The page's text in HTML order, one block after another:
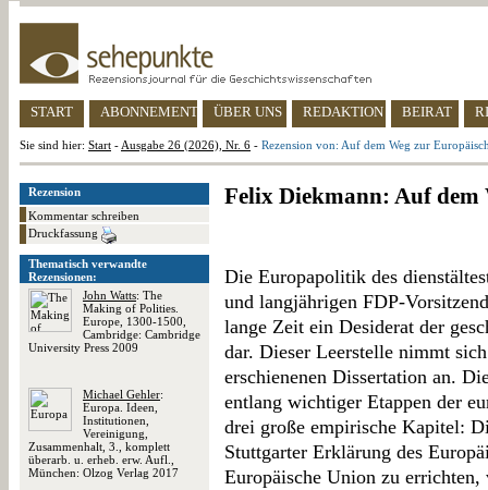
START ABONNEMENT ÜBER UNS REDAKTION BEIRAT
Sie sind hier: Start - Ausgabe 26 (2026), Nr. 6 - Rezension von: Auf dem Weg zur
Rezension
Kommentar schreiben
Druckfassung
Thematisch verwandte
Rezensionen:
John Watts: The
Making of Polities.
Europe, 1300-1500,
Cambridge: Cambridge
University Press 2009
Michael Gehler:
Europa. Ideen,
Institutionen,
Vereinigung,
Zusammenhalt, 3., komplett
überarb. u. erheb. erw. Aufl.,
München: Olzog Verlag 2017
Felix Diekmann: Auf dem
Die Europapolitik des
und langjährigen FDP-
lange Zeit ein Desiderat der
dar. Dieser Leerstelle nimmt
erschienenen Dissertation an.
entlang wichtiger Etappen der
drei große empirische Kapitel:
Stuttgarter Erklärung des
Europäische Union zu